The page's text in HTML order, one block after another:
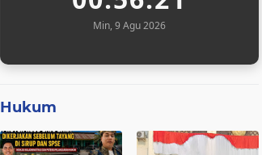
Min, 9 Agu 2026
Hukum